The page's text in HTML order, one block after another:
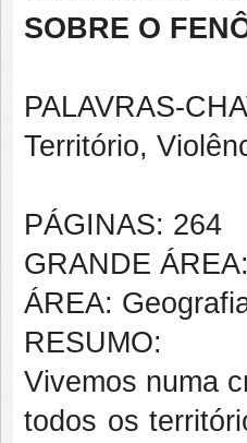
SOBRE O
PALAVRAS-
Território,
PÁGINAS: 264
GRANDE
ÁREA:
RESUMO:
Vivemos numa
todos os